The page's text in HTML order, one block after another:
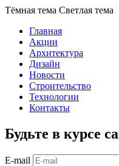
Тёмная тема Светлая тема
Главная
Акции
Архитектура
Дизайн
Новости
Строительство
Технологии
Контакты
Будьте в курсе
E-mail